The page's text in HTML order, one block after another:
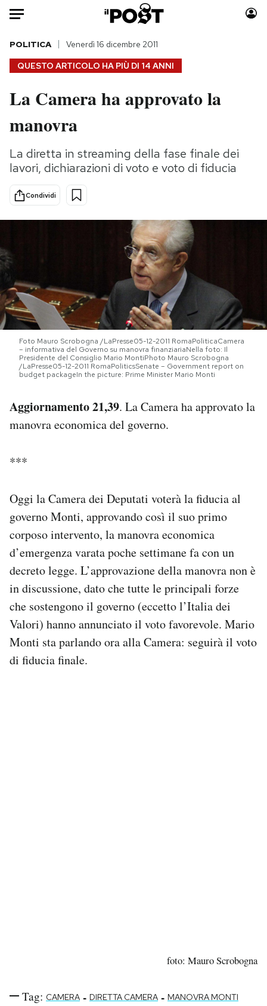
Auto
HOME
Italia
Politica
Tecnologia
Internet
Scienza
Cultura
Economia
Moda
Storie/Idee
Ok Boomer!
Altrecose
Mondiali calcio 2026
PODCAST
NEWSLETTER
I MIEI PREFERITI
SHOP
Area Personale
Newsletter
Regala il Post
Hai bisogno di aiuto?
Esci
QUESTO ARTICOLO HA PIÙ DI 14 ANNI
POLITICA Venerdì 16 dicembre 2011
La Camera ha approvato la
manovra
La diretta in streaming della fase finale dei
lavori, dichiarazioni di voto e voto di fiducia
Condividi
Foto Mauro Scrobogna /LaPresse05-12-2011 RomaPoliticaCamera
– informativa del Governo su manovra finanziariaNella foto: Il
Presidente del Consiglio Mario MontiPhoto Mauro Scrobogna
/LaPresse05-12-2011 RomaPoliticsSenate – Government report on
budget packageIn the picture: Prime Minister Mario Monti
Aggiornamento 21,39. La Camera ha approvato la
manovra economica del governo.
***
Oggi la Camera dei Deputati voterà la fiducia al
governo Monti, approvando così il suo primo
corposo intervento, la manovra economica
d’emergenza varata poche settimane fa con un
decreto legge. L’approvazione della manovra non è
in discussione, dato che tutte le principali forze
che sostengono il governo (eccetto l’Italia dei
Valori) hanno annunciato il voto favorevole. Mario
Monti sta parlando ora alla Camera: seguirà il voto
di fiducia finale.
foto: Mauro Scrobogna
Tag: CAMERA - DIRETTA CAMERA - MANOVRA MONTI